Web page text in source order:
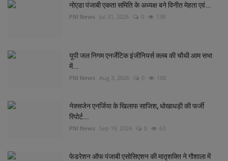
नोएडा पंजाबी एकता समिति के अध्यक्ष बने विनीत मेहता एवं...
PNI News Jul 31, 2026 0 138
यूपी जल निगम एनर्जेटिक इंजीनियर्स क्लब की चौथी आम सभा
में...
PNI News Aug 3, 2026 0 100
नेक्सजेन एनर्जिया के खिलाफ साजिश, धोखाधड़ी की फर्जी
रिपोर्ट...
PNI News Sep 19, 2024 0 63
फेडरेशन ऑफ पंजाबी एसोसिएशन की मातृशक्ति ने गौशाला में